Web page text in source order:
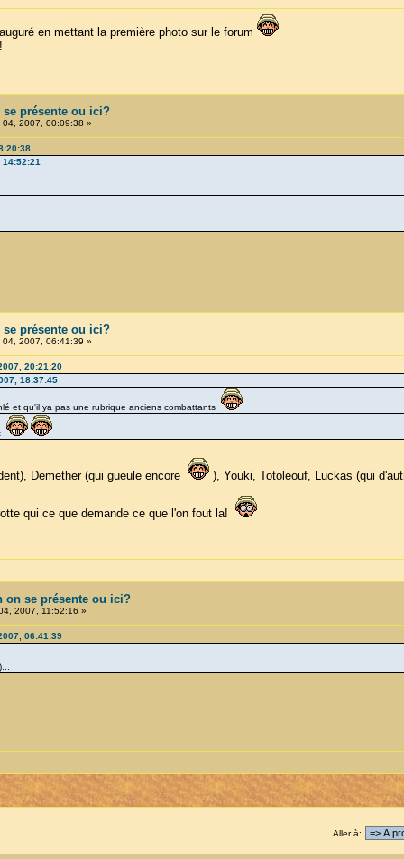
en mettant la première photo sur le forum
se présente ou ici?
2007, 00:09:38 »
se présente ou ici?
2007, 06:41:39 »
20:21:20
18:37:45
et qu'il ya pas une rubrique anciens combattants
Demether (qui gueule encore ), Youki, Totoleouf, Luckas (qui
qui ce que demande ce que l'on fout la!
on se présente ou ici?
2007, 11:52:16 »
06:41:39
Aller à: